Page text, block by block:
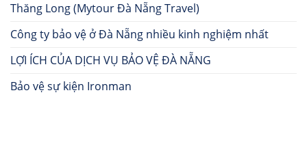
Thăng Long (Mytour Đà Nẵng Travel)
Công ty bảo vệ ở Đà Nẵng nhiều kinh nghiệm nhất
LỢI ÍCH CỦA DỊCH VỤ BẢO VỆ ĐÀ NẴNG
Bảo vệ sự kiện Ironman